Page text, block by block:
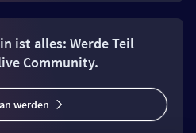
ist alles: Werde Teil
werden